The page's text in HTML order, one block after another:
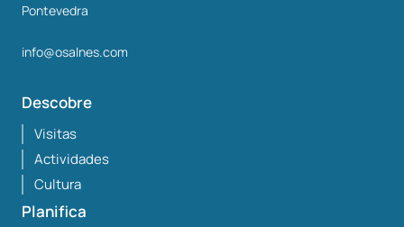
Pontevedra
info@osalnes.com
Descobre
Visitas
Actividades
Cultura
Planifica